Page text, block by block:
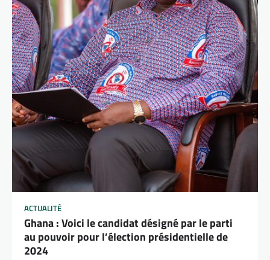
ACTUALITÉ
Ghana : Voici le candidat désigné par le parti
au pouvoir pour l’élection présidentielle de
2024